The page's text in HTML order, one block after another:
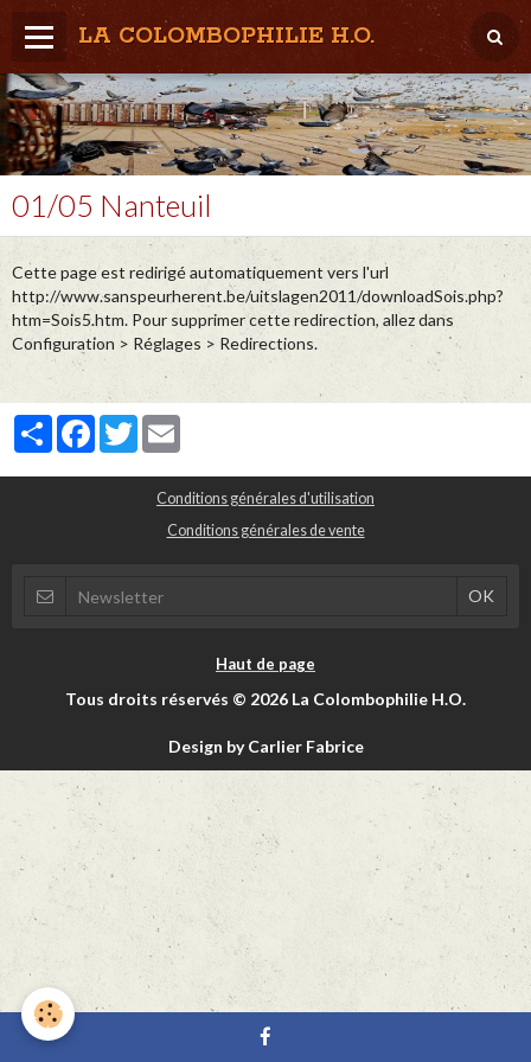
LA COLOMBOPHILIE H.O.
Home
Météo / Het weer
Lâcher / Los
Result. clubs, Provincial, (Inter)National
RFCB / KBDB
01/05 Nanteuil
Cette page est redirigé automatiquement vers l'url
http://www.sanspeurherent.be/uitslagen2011/downloadSois.php?
htm=Sois5.htm. Pour supprimer cette redirection, allez dans
Configuration > Réglages > Redirections.
PartagerFacebook
Twitter
Conditions générales d'utilisation
Conditions générales de vente
Haut de page
Tous droits réservés © 2026 La Colombophilie H.O.
Design by Carlier Fabrice